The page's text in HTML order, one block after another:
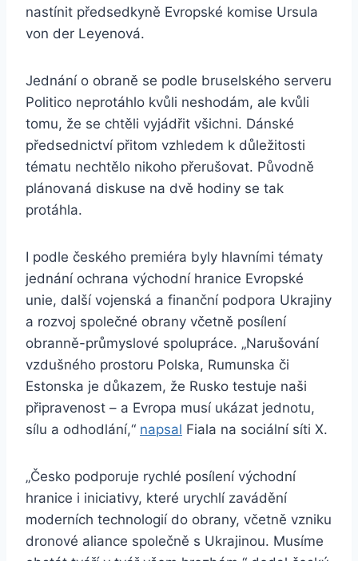
nastínit předsedkyně Evropské komise Ursula
von der Leyenová.
Jednání o obraně se podle bruselského serveru
Politico neprotáhlo kvůli neshodám, ale kvůli
tomu, že se chtěli vyjádřit všichni. Dánské
předsednictví přitom vzhledem k důležitosti
tématu nechtělo nikoho přerušovat. Původně
plánovaná diskuse na dvě hodiny se tak
protáhla.
I podle českého premiéra byly hlavními tématy
jednání ochrana východní hranice Evropské
unie, další vojenská a finanční podpora Ukrajiny
a rozvoj společné obrany včetně posílení
obranně-průmyslové spolupráce. „Narušování
vzdušného prostoru Polska, Rumunska či
Estonska je důkazem, že Rusko testuje naši
připravenost – a Evropa musí ukázat jednotu,
sílu a odhodlání,“ napsal Fiala na sociální síti X.
„Česko podporuje rychlé posílení východní
hranice i iniciativy, které urychlí zavádění
moderních technologií do obrany, včetně vzniku
dronové aliance společně s Ukrajinou. Musíme